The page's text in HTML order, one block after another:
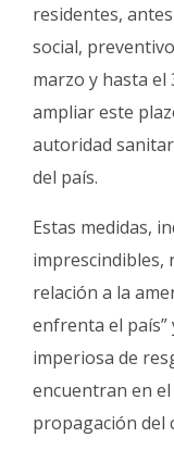
residentes,
social,
marzo y hasta el
ampliar este
autoridad
del país.
Estas medidas,
imprescindibles,
relación a la
enfrenta el país”
imperiosa de
encuentran en
propagación del